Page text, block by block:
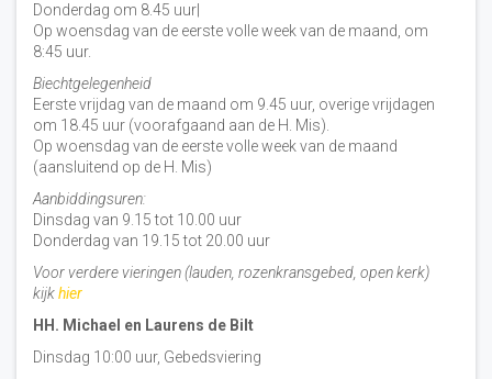
Donderdag om 8.45 uur|
Op woensdag van de eerste volle week van de maand, om
8:45 uur.
Biechtgelegenheid
Eerste vrijdag van de maand om 9.45 uur, overige vrijdagen
om 18.45 uur (voorafgaand aan de H. Mis).
Op woensdag van de eerste volle week van de maand
(aansluitend op de H. Mis)
Aanbiddingsuren:
Dinsdag van 9.15 tot 10.00 uur
Donderdag van 19.15 tot 20.00 uur
Voor verdere vieringen (lauden, rozenkransgebed, open kerk)
kijkhier
HH. Michael en Laurens de Bilt
Dinsdag 10:00 uur, Gebedsviering